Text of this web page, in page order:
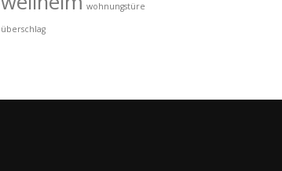
wohnungstüre
überschlag